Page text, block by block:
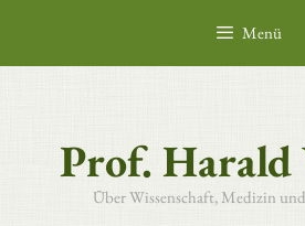
springen
Menü
Prof. Harald
Über Wissenschaft, Medizin